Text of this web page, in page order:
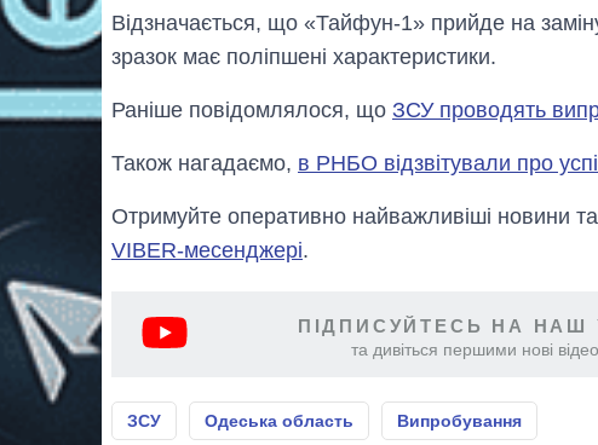
Відзначається, що «Тайфун-1» прийде на
зразок має поліпшені характеристики.
Раніше повідомлялося, що ЗСУ проводять
Також нагадаємо, в РНБО відзвітували про
Отримуйте оперативно найважливіші новини
VIBER-месенджері.
ПІДПИСУЙТЕСЬ НА НАШ
та дивіться першими нові
ЗСУ Одеська область Випробування